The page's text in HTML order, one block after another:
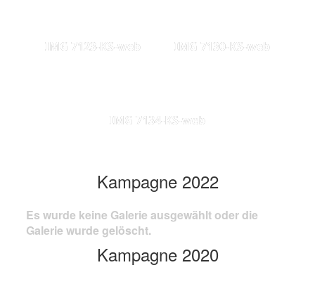
IMG 7123-KS-web IMG 7130-KS-web
IMG 7134-KS-web
Kampagne 2022
Es wurde keine Galerie ausgewählt oder die
Galerie wurde gelöscht.
Kampagne 2020